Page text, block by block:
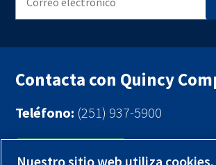
Contacta con Quincy
Teléfono: (251) 937-5900
Contáctenos
Nuestro sitio web utiliza cookies.